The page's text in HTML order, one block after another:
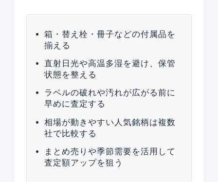
箱・替え栓・冊子などの付属品を
揃える
直射日光や高温多湿を避け、保管
状態を整える
ラベルの破れや汚れが広がる前に
早めに査定する
相場が動きやすい人気銘柄は複数
社で比較する
まとめ売りや季節需要を活用して
査定額アップを狙う